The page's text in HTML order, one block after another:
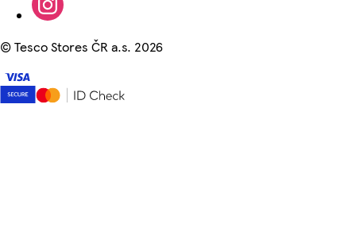
©Tesco Stores ČR a.s. 2026